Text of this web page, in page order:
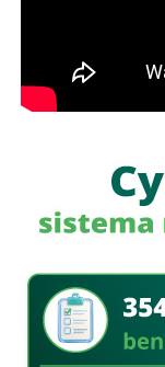
También lee:
movimientos
será habilitado
segundo tramo
La SSPC de la
la FENAPO a
señalización y